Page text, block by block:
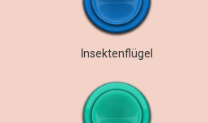
Insektenflügel